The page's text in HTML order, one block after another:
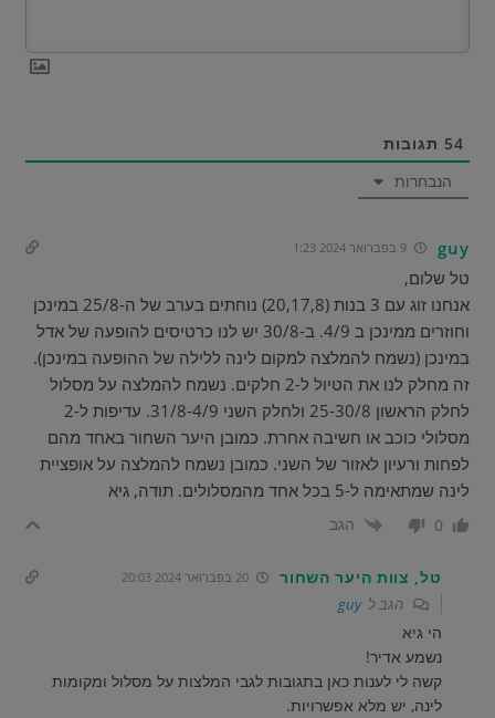
54 תגובות
הנבחרות
guy
טל שלום,
אנחנו זוג עם 3 בנות (20,17,8) נוחתים בערב של ה-25/8 במינכן
וחוזרים ממינכן ב 4/9. ב-30/8 יש לנו כרטיסים להופעה של אדל
במינכן (נשמח להמלצה למקום לינה ללילה של ההופעה במינכן).
זה מחלק לנו את הטיול ל-2 חלקים. נשמח להמלצה על מסלול
לחלק הראשון 25-30/8 ולחלק השני 31/8-4/9. עדיפות ל-2
מסלולי כוכב או חשיבה אחרת. כמובן היער השחור באחד מהם
לפחות ורעיון לאזור של השני. כמובן נשמח להמלצה על אופציית
לינה שמתאימה ל-5 בכל אחד מהמסלולים. תודה, גיא
0 הגב
טל, צוות היער השחור
הגב לguy
הי גיא
נשמע אדיר!
קשה לי לענות כאן בתגובות לגבי המלצות על מסלול ומקומות
לינה, יש מלא אפשרויות.